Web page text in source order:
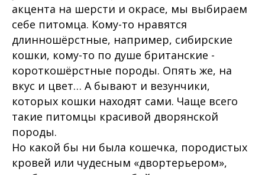
акцента на шерсти и окрасе, мы выбираем
себе питомца. Кому-то нравятся
длинношёрстные, например, сибирские
кошки, кому-то по душе британские -
короткошёрстные породы. Опять же, на
вкус и цвет… А бывают и везунчики,
которых кошки находят сами. Чаще всего
такие питомцы красивой дворянской
породы.
Но какой бы ни была кошечка, породистых
кровей или чудесным «двортерьером»,